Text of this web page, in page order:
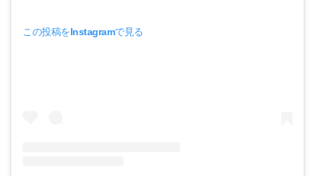
この投稿をInstagramで見る